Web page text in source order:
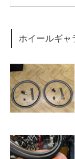
ホイールギャ